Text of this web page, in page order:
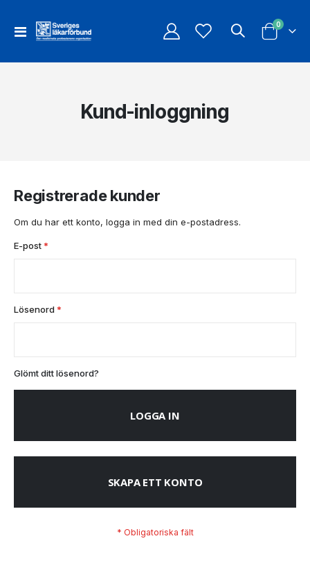
Växla
Nav
Cart
0artiklar
Kund-inloggning
Registrerade kunder
Om du har ett konto, logga in med din e-postadress.
E-post
Lösenord
Glömt ditt lösenord?
LOGGA IN
SKAPA ETT KONTO